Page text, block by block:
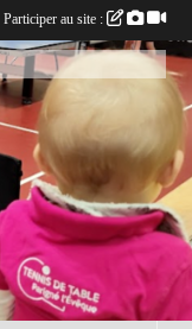
Participer au site :